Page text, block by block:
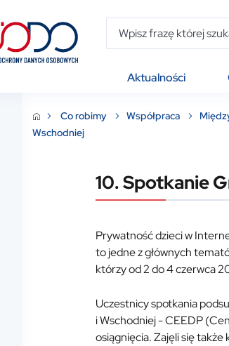
Aktualności
Co robimy Współpraca
Wschodniej
10. Spotkanie
Prywatność dzieci w
to jedne z głównych
którzy od 2 do 4 czerwca
Uczestnicy spotkania
i Wschodniej - CEEDP
osiągnięcia. Zajęli się